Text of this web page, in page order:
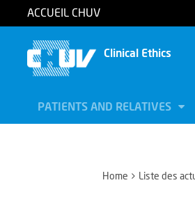
ACCUEIL CHUV
Clinical Ethics
PATIENTS AND RELATIVES
Home Liste des